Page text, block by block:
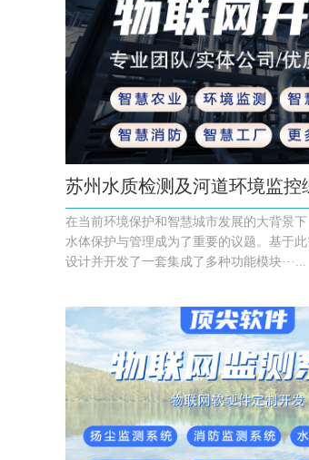
苏州水质检测及河道环境监控
在当前环境保护和智慧城市发展的大背景下
水体保护与管理成为了重要的议题。基于
设计并开发了一套集成了多种功能模块···...